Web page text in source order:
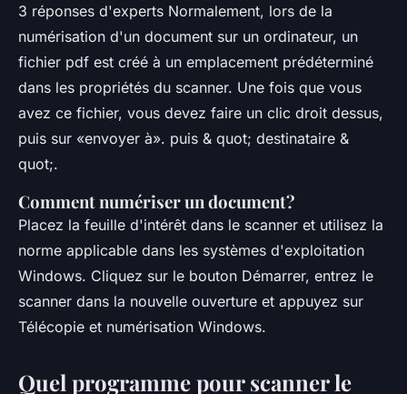
3 réponses d'experts Normalement, lors de la
numérisation d'un document sur un ordinateur, un
fichier pdf est créé à un emplacement prédéterminé
dans les propriétés du scanner. Une fois que vous
avez ce fichier, vous devez faire un clic droit dessus,
puis sur «envoyer à». puis & quot; destinataire &
quot;.
Comment numériser un document?
Placez la feuille d'intérêt dans le scanner et utilisez la
norme applicable dans les systèmes d'exploitation
Windows. Cliquez sur le bouton Démarrer, entrez le
scanner dans la nouvelle ouverture et appuyez sur
Télécopie et numérisation Windows.
Quel programme pour scanner le